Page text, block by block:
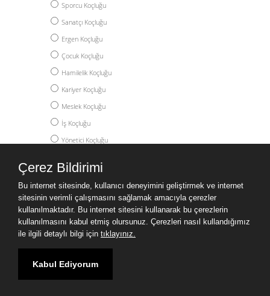
Sporcu Koçluğu
Sanatçı Koçluğu
Ergen Koçluğu
Çocuk Koçluğu
Hamilelik Koçluğu
Kariyer Koçluğu
Meslek Koçluğu
İş Koçluğu
Yönetici Koçluğu
Yüksek Lisans Koçluğu
Doktora Koçluğu
Post Doc Koçluğu
Yurtdışı Eğitim Koçluğu
Kişisel Gelişim Koçluğu
Çerez Bildirimi
Bu internet sitesinde, kullanıcı deneyimini geliştirmek ve internet
sitesinin verimli çalışmasını sağlamak amacıyla çerezler
kullanılmaktadır. Bu internet sitesini kullanarak bu çerezlerin
kullanılmasını kabul etmiş olursunuz. Çerezleri nasıl kullandığımız
ile ilgili detaylı bilgi için tıklayınız.
Kabul Ediyorum